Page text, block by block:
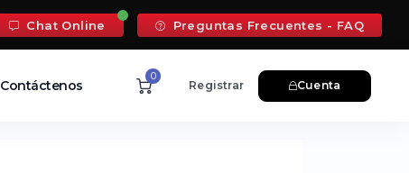
Chat Online Preguntas Frecuentes - FAQ
Contáctenos
0
Registrar Cuenta